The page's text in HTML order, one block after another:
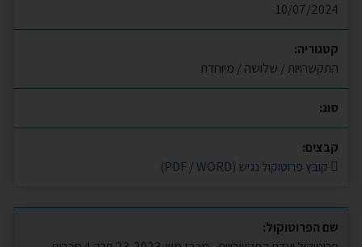
10/07/2024
קטגוריה:
התקשרויות / שלושה / מיוחדת
סוג:
קבצים:
קובץ פרוטוקול נגיש (PDF / WORD)
שם הפרוטוקול: